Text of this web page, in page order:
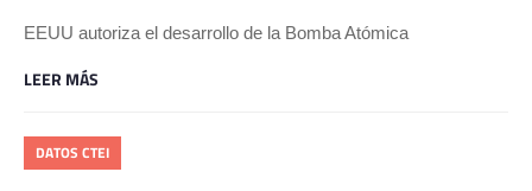
EEUU autoriza el desarrollo de la Bomba Atómica
LEER MÁS
DATOS CTEI